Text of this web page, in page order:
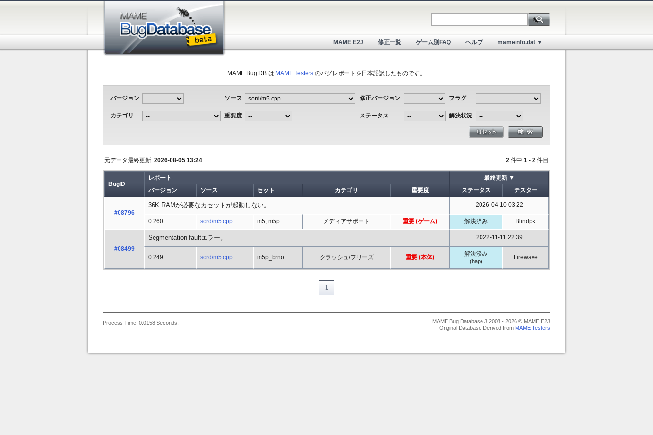
MAME E2J 修正一覧 ゲーム別FAQ ヘルプ mameinfo.dat ▼
MAME Bug DB は MAME Testers のバグレポートを日本語訳したものです。
バージョン ソース 修正バージョン フラグ
カテゴリ 重要度 ステータス 解決状況
2 件中 1 - 2 件目
元データ最終更新: 2026-08-05 13:24
BugID
レポート
最終更新 ▼
バージョン
ソース セット カテゴリ 重要度 ステータス テスター
#08796
36K RAMが必要なカセットが起動しない。 2026-04-10 03:22
0.260 sord/m5.cpp m5, m5p メディアサポート 重要 (ゲーム) 解決済み Blindpk
#08499
Segmentation faultエラー。 2022-11-11 22:39
0.249 sord/m5.cpp m5p_brno クラッシュ/フリーズ 重要 (本体) 解決済み
(hap)
Firewave
1
MAME Bug Database J 2008 - 2026 © MAME E2J
Original Database Derived from MAME Testers
Process Time: 0.0158 Seconds.